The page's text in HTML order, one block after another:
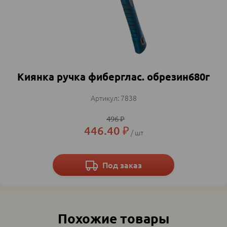
Киянка ручка фиберглас. обрезин680г
7838
496₽
446.40 ₽ шт
Под заказ
Похожие товары